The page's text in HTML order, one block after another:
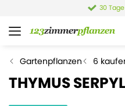
30
Gartenpflanzen 6
THYMUS